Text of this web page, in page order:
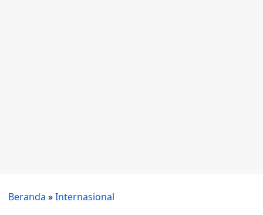
Beranda »Internasional